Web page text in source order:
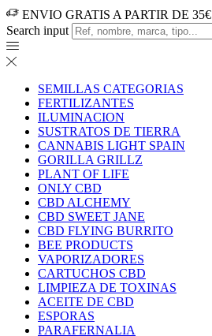
ENVIO GRATIS A PARTIR DE 35€
Search input
SEMILLAS CATEGORIAS
FERTILIZANTES
ILUMINACION
SUSTRATOS DE TIERRA
CANNABIS LIGHT SPAIN
GORILLA GRILLZ
PLANT OF LIFE
ONLY CBD
CBD ALCHEMY
CBD SWEET JANE
CBD FLYING BURRITO
BEE PRODUCTS
VAPORIZADORES
CARTUCHOS CBD
LIMPIEZA DE TOXINAS
ACEITE DE CBD
ESPORAS
PARAFERNALIA